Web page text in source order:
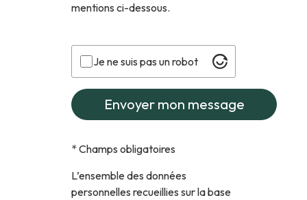
mentions ci-dessous.
Je ne suis pas un robot
*Champs obligatoires
L’ensemble des données
personnelles recueillies sur la base